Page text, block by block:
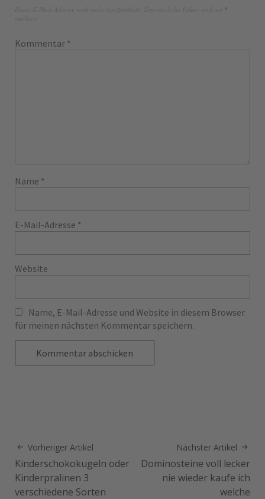
*
Kommentar *
Name *
E-Mail-Adresse *
Website
Name, E-Mail-Adresse und Website in diesem Browser
für meinen nächsten Kommentar speichern.
Vorheriger Artikel
Kinderschokokugeln oder
Kinderpralinen 3
verschiedene Sorten
Nächster Artikel
Dominosteine voll lecker
nie wieder kaufe ich
welche